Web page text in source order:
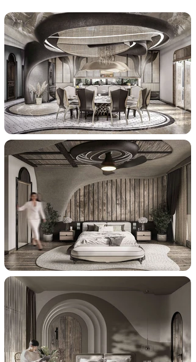
ánh sáng - hệ đèn downlight thế hệ mới và led dây hắt
khe trần tinh tế, toàn bộ hệ thống vừa đảm bảo công
năng vận hành thông minh, vừa nâng trải nghiệm của
gia chủ, kiến tạo một “không gian toàn mỹ”.